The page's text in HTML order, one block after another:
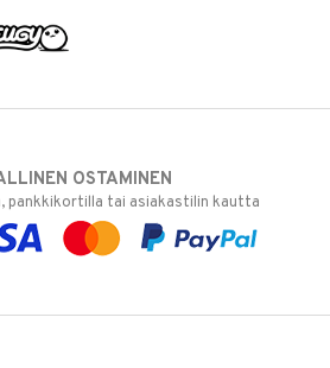
OSTAMINEN
pankkikortilla tai asiakastilin kautta